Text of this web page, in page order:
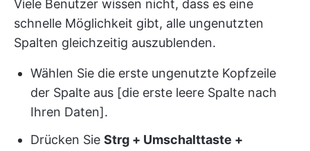
Viele Benutzer wissen nicht, dass es eine
schnelle Möglichkeit gibt, alle ungenutzten
Spalten gleichzeitig auszublenden.
Wählen Sie die erste ungenutzte Kopfzeile
der Spalte aus [die erste leere Spalte nach
Ihren Daten].
Drücken Sie Strg + Umschalttaste +